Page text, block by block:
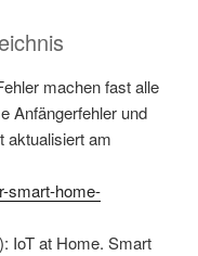
machen fast alle
Anfängerfehler und
aktualisiert am
smart-home-
IoT at Home. Smart